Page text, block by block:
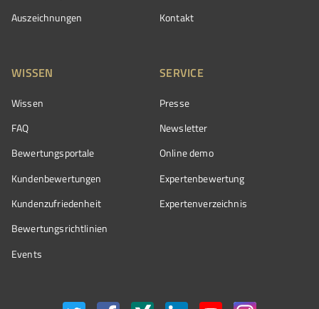
Auszeichnungen
Kontakt
WISSEN
Wissen
FAQ
Bewertungsportale
Kundenbewertungen
Kundenzufriedenheit
Bewertungs­richtlinien
Events
SERVICE
Presse
Newsletter
Online demo
Expertenbewertung
Expertenverzeichnis